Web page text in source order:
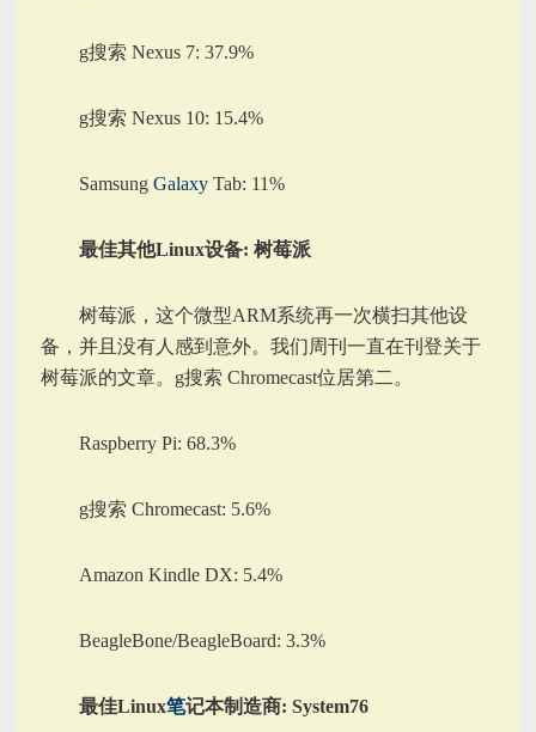
g搜索 Nexus 7: 37.9%
g搜索 Nexus 10: 15.4%
SamsungGalaxy Tab: 11%
最佳其他Linux设备: 树莓派
树莓派，这个微型ARM系统再一次横扫其他设
备，并且没有人感到意外。我们周刊一直在刊登关于
树莓派的文章。g搜索 Chromecast位居第二。
Raspberry Pi: 68.3%
g搜索 Chromecast: 5.6%
Amazon Kindle DX: 5.4%
BeagleBone/BeagleBoard: 3.3%
最佳Linux笔记本制造商: System76